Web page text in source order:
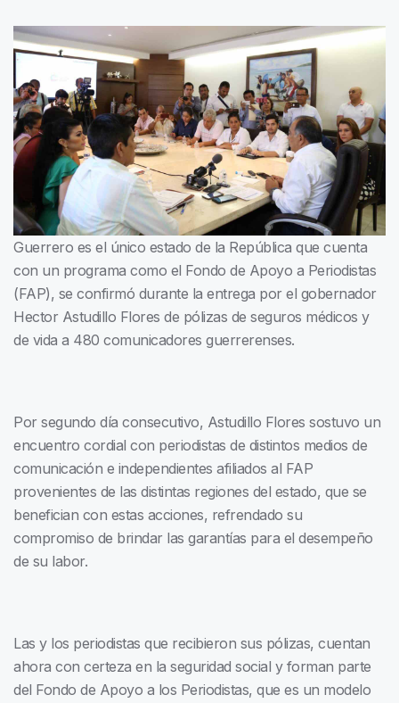
Guerrero es el único estado de la República que cuenta
con un programa como el Fondo de Apoyo a Periodistas
(FAP), se confirmó durante la entrega por el gobernador
Hector Astudillo Flores de pólizas de seguros médicos y
de vida a 480 comunicadores guerrerenses.
Por segundo día consecutivo, Astudillo Flores sostuvo un
encuentro cordial con periodistas de distintos medios de
comunicación e independientes afiliados al FAP
provenientes de las distintas regiones del estado, que se
benefician con estas acciones, refrendado su
compromiso de brindar las garantías para el desempeño
de su labor.
Las y los periodistas que recibieron sus pólizas, cuentan
ahora con certeza en la seguridad social y forman parte
del Fondo de Apoyo a los Periodistas, que es un modelo